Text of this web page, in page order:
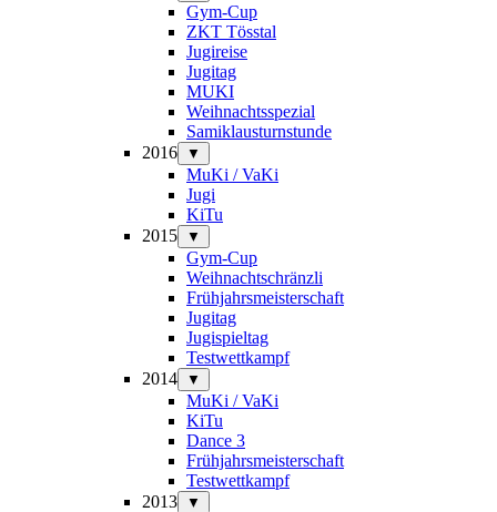
Gym-Cup
ZKT Tösstal
Jugireise
Jugitag
MUKI
Weihnachtsspezial
Samiklausturnstunde
2016
▼
MuKi / VaKi
Jugi
KiTu
2015
▼
Gym-Cup
Weihnachtschränzli
Frühjahrsmeisterschaft
Jugitag
Jugispieltag
Testwettkampf
2014
▼
MuKi / VaKi
KiTu
Dance 3
Frühjahrsmeisterschaft
Testwettkampf
2013
▼